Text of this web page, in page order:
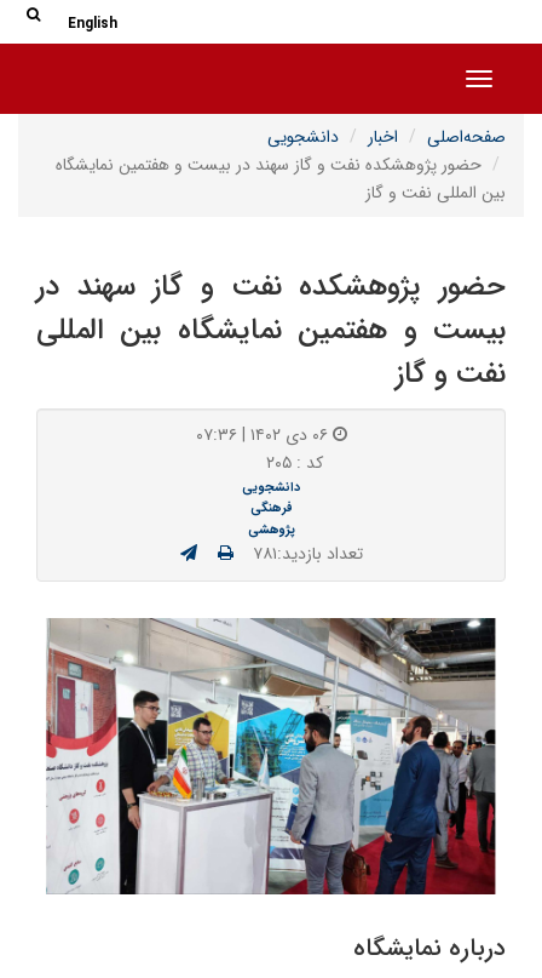
English
Toggle navigation
صفحه‌اصلی اخبار
دانشجویی
حضور پژوهشکده نفت و گاز سهند در بیست و هفتمین نمایشگاه
بین المللی نفت و گاز
حضور پژوهشکده نفت و گاز سهند در
بیست و هفتمین نمایشگاه بین المللی
نفت و گاز
کد : ۲۰۵
دانشجویی
فرهنگی
پژوهشی
تعداد بازدید:۷۸۱
درباره نمایشگاه